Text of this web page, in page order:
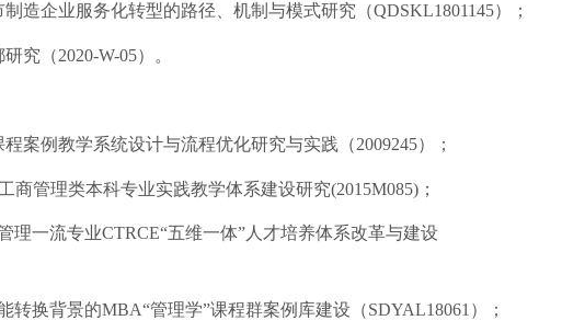
造企业服务化转型的路径、机制与模式研究（QDSKL1801145）；
究（2020-W-05）。
程案例教学系统设计与流程优化研究与实践（2009245）；
商管理类本科专业实践教学体系建设研究(2015M085)；
理一流专业CTRCE“五维一体”人才培养体系改革与建设
转换背景的MBA“管理学”课程群案例库建设（SDYAL18061）；